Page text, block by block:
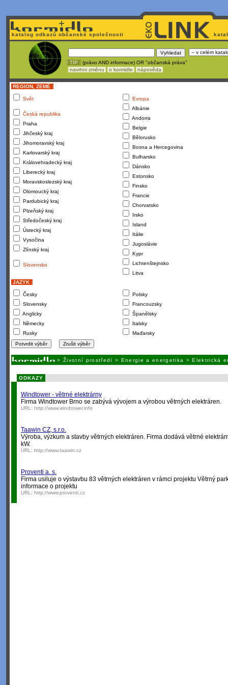
katalog odkazů občanské společnosti
! TIP : (právo AND informace) OR "občanská práva"
navrhni změnu
o kormidle nápověda
REGION, ZEMĚ :
Svět
Česká republika
Praha
Jihčeský kraj
Jihomoravský kraj
Karlovarský kraj
Královehradecký kraj
Liberecký kraj
Moravskoslezský kraj
Olomoucký kraj
Pardubický kraj
Plzeňský kraj
Středočeský kraj
Ústecký kraj
Vysočina
Zlínský kraj
Slovensko
Evropa
Albánie
Andorra
Belgie
Bělorusko
Bosna a Hercegovina
Bulharsko
Dánsko
Estonsko
Finsko
Francie
Chorvatsko
Irsko
Island
Itálie
Jugoslávie
Kypr
Lichtenštejnsko
Litva
JAZYK :
Česky
Slovensky
Anglicky
Německy
Rusky
Polsky
Francouzsky
Španělsky
Italsky
Maďarsky
> Životní prostředí > Energie a energetika >Elektrická
ODKAZY
Windtower - větrné elektrárny
Firma Windtower Brno se zabývá vývojem a výrobou větrných elektráren.
URL: http://www.windtower.info
Taawin CZ, s.r.o.
Výroba, výzkum a stavby větrných elektráren. Firma dodává větrné
kW.
URL: http://www.taawin.cz
Proventi a. s.
Firma usiluje o výstavbu 83 větrných elektráren v rámci projektu Větrný
informace o projektu
URL: http://www.proventi.cz